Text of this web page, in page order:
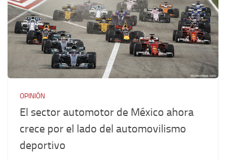
OPINIÓN
El sector automotor de México ahora
crece por el lado del automovilismo
deportivo